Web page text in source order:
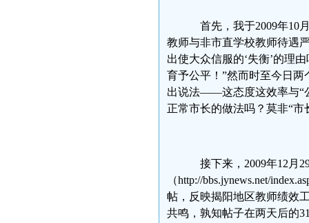
首先，我于2009年10
教师与非市直学校教师待遇
出使大众信服的‘失衡’的理
育予公平！”然而时至今日
出说法——这态度这效率与“
正常市长的做法吗？莫非“
接下来，2009年12月
（http://bbs.jynews.net/
帖，反映揭阳地区教师绩效
共鸣，孰知帖子在两天后的